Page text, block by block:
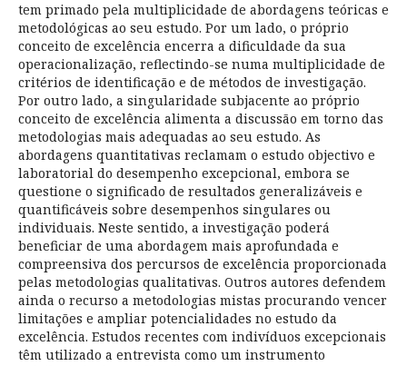
tem primado pela multiplicidade de abordagens teóricas e
metodológicas ao seu estudo. Por um lado, o próprio
conceito de excelência encerra a dificuldade da sua
operacionalização, reflectindo-se numa multiplicidade de
critérios de identificação e de métodos de investigação.
Por outro lado, a singularidade subjacente ao próprio
conceito de excelência alimenta a discussão em torno das
metodologias mais adequadas ao seu estudo. As
abordagens quantitativas reclamam o estudo objectivo e
laboratorial do desempenho excepcional, embora se
questione o significado de resultados generalizáveis e
quantificáveis sobre desempenhos singulares ou
individuais. Neste sentido, a investigação poderá
beneficiar de uma abordagem mais aprofundada e
compreensiva dos percursos de excelência proporcionada
pelas metodologias qualitativas. Outros autores defendem
ainda o recurso a metodologias mistas procurando vencer
limitações e ampliar potencialidades no estudo da
excelência. Estudos recentes com indivíduos excepcionais
têm utilizado a entrevista como um instrumento